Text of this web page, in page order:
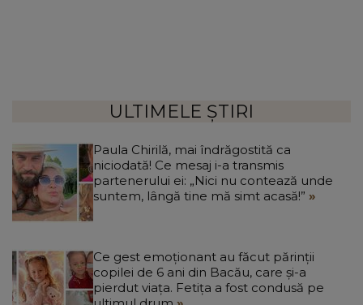
ULTIMELE ȘTIRI
Paula Chirilă, mai îndrăgostită ca
niciodată! Ce mesaj i-a transmis
partenerului ei: „Nici nu contează unde
suntem, lângă tine mă simt acasă!”
Ce gest emoționant au făcut părinții
copilei de 6 ani din Bacău, care și-a
pierdut viața. Fetița a fost condusă pe